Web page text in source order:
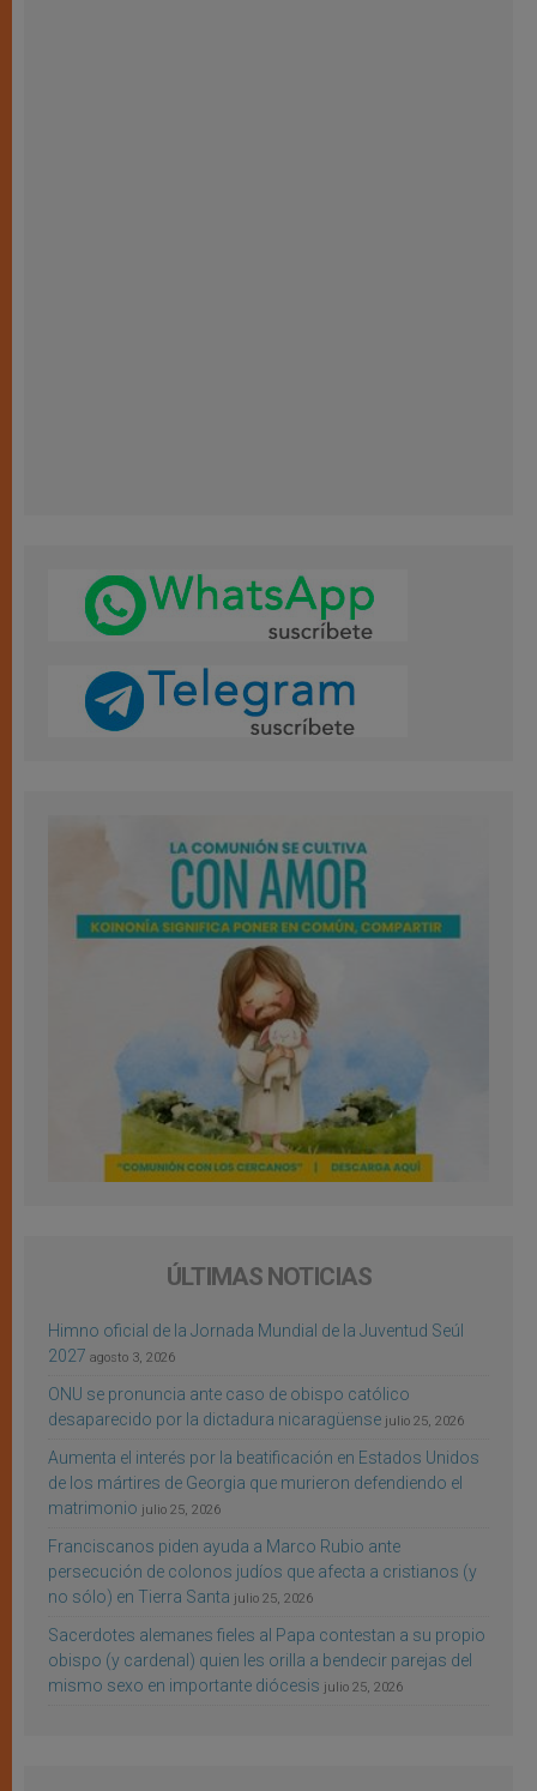
ÚLTIMAS NOTICIAS
Himno oficial de la Jornada Mundial de la Juventud Seúl
2027 agosto 3, 2026
ONU se pronuncia ante caso de obispo católico
desaparecido por la dictadura nicaragüense julio 25, 2026
Aumenta el interés por la beatificación en Estados Unidos
de los mártires de Georgia que murieron defendiendo el
matrimonio julio 25, 2026
Franciscanos piden ayuda a Marco Rubio ante
persecución de colonos judíos que afecta a cristianos (y
no sólo) en Tierra Santa julio 25, 2026
Sacerdotes alemanes fieles al Papa contestan a su propio
obispo (y cardenal) quien les orilla a bendecir parejas del
mismo sexo en importante diócesis julio 25, 2026